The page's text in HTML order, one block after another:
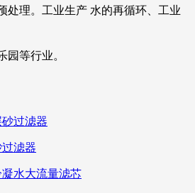
处理。工业生产 水的再循环、工业
园等行业。
滤器